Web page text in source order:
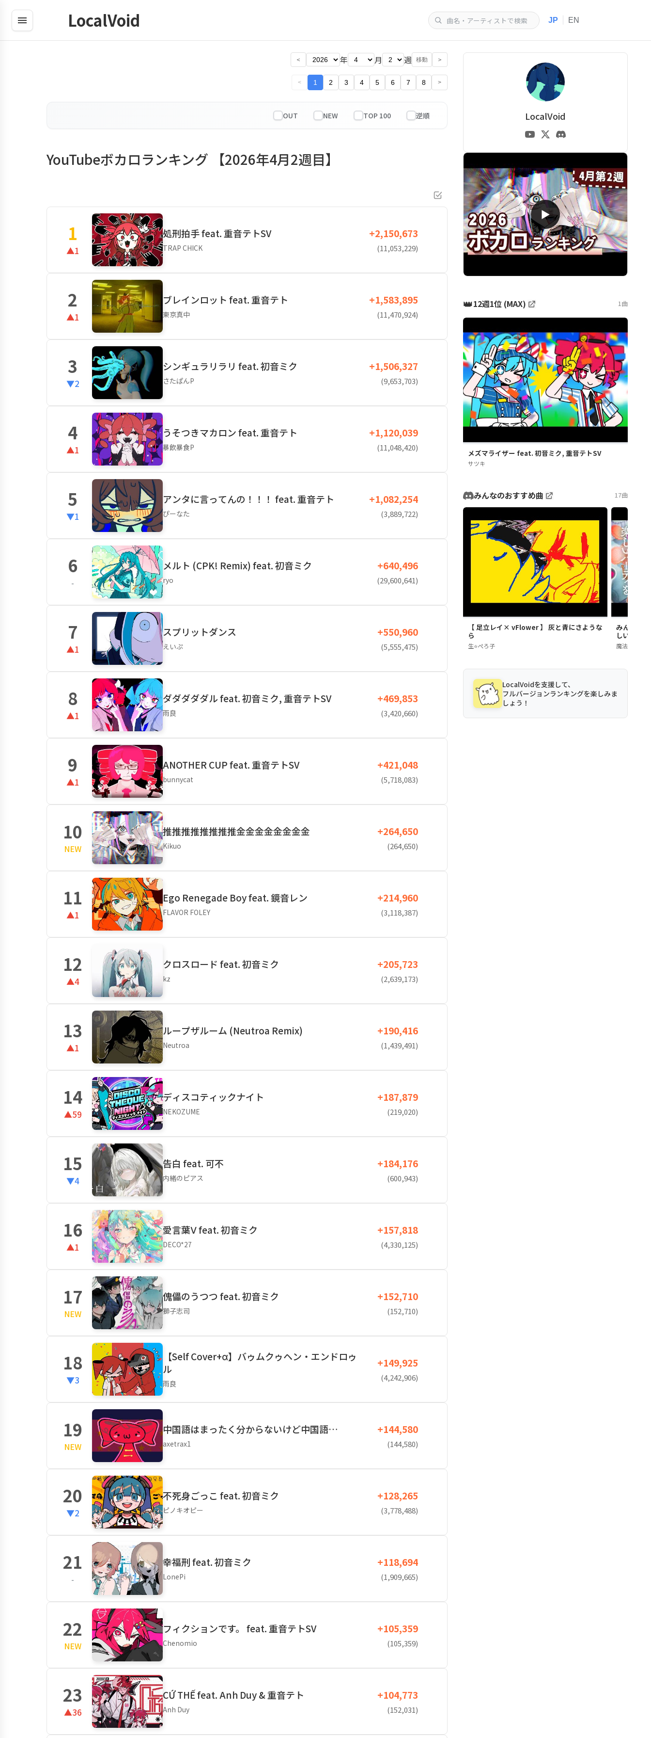
LocalVoid JP EN
< 年 月 週 移動 >
< 1 2 3 4 5 6 7 8 >
OUT NEW TOP 100
YouTubeボカロランキング 【2026年4月2週目】
1
▲1
処刑拍手 feat. 重音テトSV
TRAP CHICK
+2,150,673
(11,053,229)
2
▲1
ブレインロット feat. 重音テト
東京真中
+1,583,895
(11,470,924)
3
▼2
シンギュラリラリ feat. 初音ミク
さたぱんP
+1,506,327
(9,653,703)
4
▲1
うそつきマカロン feat. 重音テト
暴飲暴食P
+1,120,039
(11,048,420)
5
▼1
アンタに言ってんの！！！ feat. 重音テト
ぴーなた
+1,082,254
(3,889,722)
6
-
メルト (CPK! Remix) feat. 初音ミク
ryo
+640,496
(29,600,641)
7
▲1
スプリットダンス
えいぷ
+550,960
(5,555,475)
8
▲1
ダダダダダル feat. 初音ミク, 重音テトSV
雨良
+469,853
(3,420,660)
9
▲1
ANOTHER CUP feat. 重音テトSV
bunnycat
+421,048
(5,718,083)
10
NEW
推推推推推推推推金金金金金金金金
Kikuo
+264,650
(264,650)
11
▲1
Ego Renegade Boy feat. 鏡音レン
FLAVOR FOLEY
+214,960
(3,118,387)
12
▲4
クロスロード feat. 初音ミク
kz
+205,723
(2,639,173)
13
▲1
ループザルーム (Neutroa Remix)
Neutroa
+190,416
(1,439,491)
14
▲59
ディスコティックナイト
NEKOZUME
+187,879
(219,020)
15
▼4
告白 feat. 可不
内緒のピアス
+184,176
(600,943)
16
▲1
愛言葉Ⅴ feat. 初音ミク
DECO*27
+157,818
(4,330,125)
17
NEW
傀儡のうつつ feat. 初音ミク
獅子志司
+152,710
(152,710)
18
▼3
【Self Cover+α】バゥムクゥヘン・エンドロゥ
ル
雨良
+149,925
(4,242,906)
19
NEW
中国語はまったく分からないけど中国語…
axetrax1
+144,580
(144,580)
20
▼2
不死身ごっこ feat. 初音ミク
ピノキオピー
+128,265
(3,778,488)
21
-
幸福刑 feat. 初音ミク
LonePi
+118,694
(1,909,665)
22
NEW
フィクションです。 feat. 重音テトSV
Chenomio
+105,359
(105,359)
23
▲36
CỨ THẾ feat. Anh Duy & 重音テト
Anh Duy
+104,773
(152,031)
LocalVoid
▶
👑12週1位 (MAX) 1曲
メズマライザー feat. 初音ミク, 重音テトSV
サツキ
みんなのおすすめ曲 17曲
【 足立レイ× vFlower 】 灰と青にさような
ら
生⭐️ぺろ子
みんなで
しいパー
Episode
魔法少女ノ
LocalVoidを支援して、
フルバージョンランキングを楽しみま
しょう！